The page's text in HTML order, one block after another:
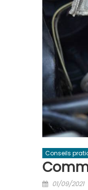
Conseils
Posted
01/09/2021